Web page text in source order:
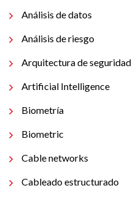
Análisis de datos
Análisis de riesgo
Arquitectura de seguridad
Artificial Intelligence
Biometría
Biometric
Cable networks
Cableado estructurado